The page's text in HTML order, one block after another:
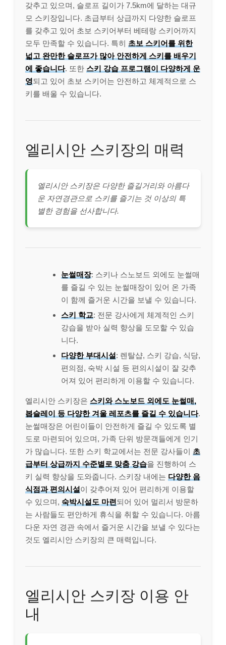
갖추고 있으며, 슬로프 길이가 7.5km에 달하는 대규
모 스키장입니다. 초급부터 상급까지 다양한 슬로프
를 갖추고 있어 초보 스키어부터 베테랑 스키어까지
모두 만족할 수 있습니다. 특히 초보 스키어를 위한
넓고 완만한 슬로프가 많아 안전하게 스키를 배우기
에 좋습니다. 또한 스키 강습 프로그램이 다양하게 운
영되고 있어 초보 스키어는 안전하고 체계적으로 스
키를 배울 수 있습니다.
엘리시안 스키장의 매력
엘리시안 스키장은 다양한 즐길거리와 아름다
운 자연경관으로 스키를 즐기는 것 이상의 특
별한 경험을 선사합니다.
눈썰매장: 스키나 스노보드 외에도 눈썰매
를 즐길 수 있는 눈썰매장이 있어 온 가족
이 함께 즐거운 시간을 보낼 수 있습니다.
스키 학교: 전문 강사에게 체계적인 스키
강습을 받아 실력 향상을 도모할 수 있습
니다.
다양한 부대시설: 렌탈샵, 스키 강습, 식당,
편의점, 숙박 시설 등 편의시설이 잘 갖추
어져 있어 편리하게 이용할 수 있습니다.
엘리시안 스키장은 스키와 스노보드 외에도 눈썰매,
봅슬레이 등 다양한 겨울 레포츠를 즐길 수 있습니다.
눈썰매장은 어린이들이 안전하게 즐길 수 있도록 별
도로 마련되어 있으며, 가족 단위 방문객들에게 인기
가 많습니다. 또한 스키 학교에서는 전문 강사들이 초
급부터 상급까지 수준별로 맞춤 강습을 진행하여 스
키 실력 향상을 도와줍니다. 스키장 내에는 다양한 음
식점과 편의시설이 갖추어져 있어 편리하게 이용할
수 있으며, 숙박시설도 마련되어 있어 멀리서 방문하
는 사람들도 편안하게 휴식을 취할 수 있습니다. 아름
다운 자연 경관 속에서 즐거운 시간을 보낼 수 있다는
것도 엘리시안 스키장의 큰 매력입니다.
엘리시안 스키장 이용 안
내